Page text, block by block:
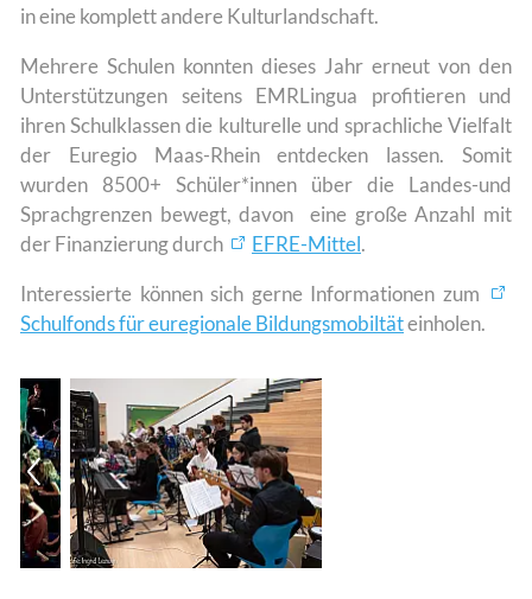
in eine komplett andere Kulturlandschaft.
Mehrere Schulen konnten dieses Jahr erneut von den
Unterstützungen seitens EMRLingua profitieren und
ihren Schulklassen die kulturelle und sprachliche Vielfalt
der Euregio Maas-Rhein entdecken lassen. Somit
wurden 8500+ Schüler*innen über die Landes-und
Sprachgrenzen bewegt, davon eine große Anzahl mit
der Finanzierung durch
EFRE-Mittel.
Interessierte können sich gerne Informationen zum
Schulfonds für euregionale Bildungsmobiltäteinholen.